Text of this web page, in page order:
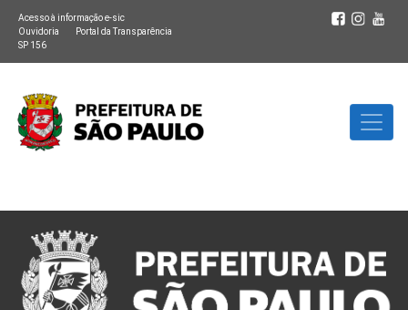
Acesso à informação e-sic
Ouvidoria
Portal da Transparência
SP 156